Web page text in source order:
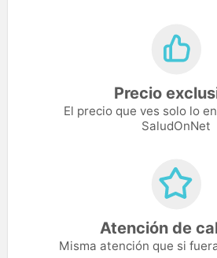
Precio
El precio que ves solo lo
SaludOnNet
Atención de
Misma atención que si